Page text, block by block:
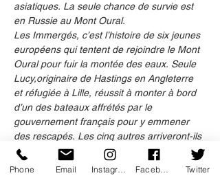
asiatiques. La seule chance de survie est
en Russie au Mont Oural.
Les Immergés, c’est l’histoire de six jeunes
européens qui tentent de rejoindre le Mont
Oural pour fuir la montée des eaux. Seule
Lucy,originaire de Hastings en Angleterre
et réfugiée à Lille, réussit à monter à bord
d’un des bateaux affrétés par le
gouvernement français pour y emmener
des rescapés. Les cinq autres arriveront-ils
à la rejoindre ?
Une comédie sur la…
Phone Email Twitter